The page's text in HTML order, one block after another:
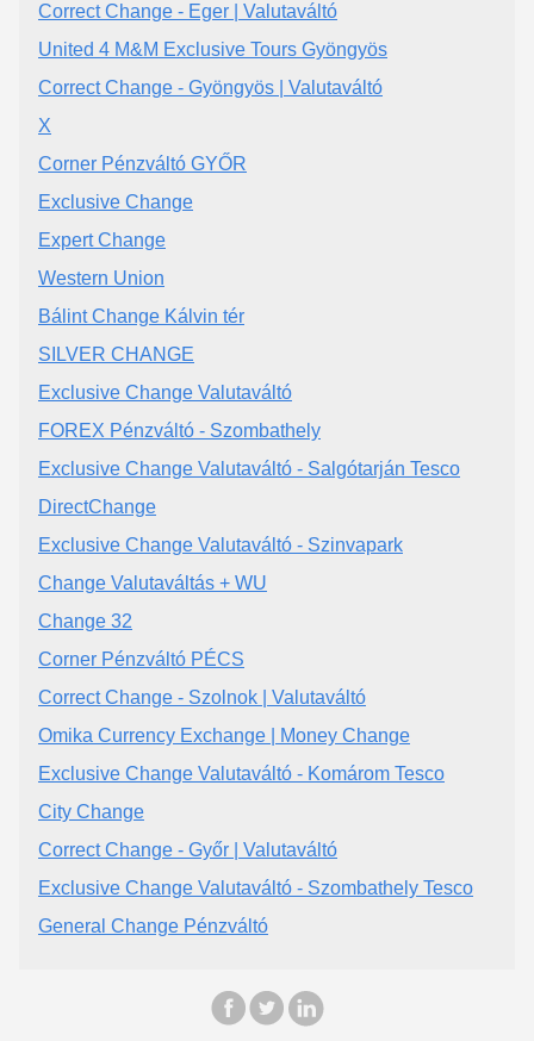
Correct Change - Eger | Valutaváltó
United 4 M&M Exclusive Tours Gyöngyös
Correct Change - Gyöngyös | Valutaváltó
X
Corner Pénzváltó GYŐR
Exclusive Change
Expert Change
Western Union
Bálint Change Kálvin tér
SILVER CHANGE
Exclusive Change Valutaváltó
FOREX Pénzváltó - Szombathely
Exclusive Change Valutaváltó - Salgótarján Tesco
DirectChange
Exclusive Change Valutaváltó - Szinvapark
Change Valutaváltás + WU
Change 32
Corner Pénzváltó PÉCS
Correct Change - Szolnok | Valutaváltó
Omika Currency Exchange | Money Change
Exclusive Change Valutaváltó - Komárom Tesco
City Change
Correct Change - Győr | Valutaváltó
Exclusive Change Valutaváltó - Szombathely Tesco
General Change Pénzváltó